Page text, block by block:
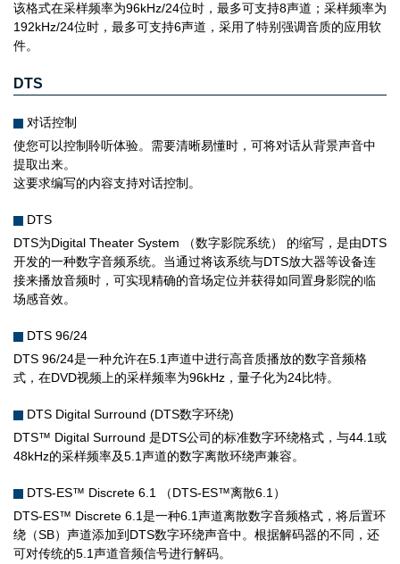
该格式在采样频率为96kHz/24位时，最多可支持8声道；采样频率为
192kHz/24位时，最多可支持6声道，采用了特别强调音质的应用软
件。
DTS
对话控制
使您可以控制聆听体验。需要清晰易懂时，可将对话从背景声音中
提取出来。
这要求编写的内容支持对话控制。
DTS
DTS为Digital Theater System （数字影院系统） 的缩写，是由DTS
开发的一种数字音频系统。当通过将该系统与DTS放大器等设备连
接来播放音频时，可实现精确的音场定位并获得如同置身影院的临
场感音效。
DTS 96/24
DTS 96/24是一种允许在5.1声道中进行高音质播放的数字音频格
式，在DVD视频上的采样频率为96kHz，量子化为24比特。
DTS Digital Surround (DTS数字环绕)
DTS™ Digital Surround 是DTS公司的标准数字环绕格式，与44.1或
48kHz的采样频率及5.1声道的数字离散环绕声兼容。
DTS-ES™ Discrete 6.1 （DTS-ES™离散6.1）
DTS-ES™ Discrete 6.1是一种6.1声道离散数字音频格式，将后置环
绕（SB）声道添加到DTS数字环绕声音中。根据解码器的不同，还
可对传统的5.1声道音频信号进行解码。